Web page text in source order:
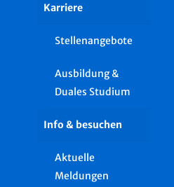
Karriere
Stellenangebote
Ausbildung &
Duales Studium
Info & besuchen
Aktuelle
Meldungen